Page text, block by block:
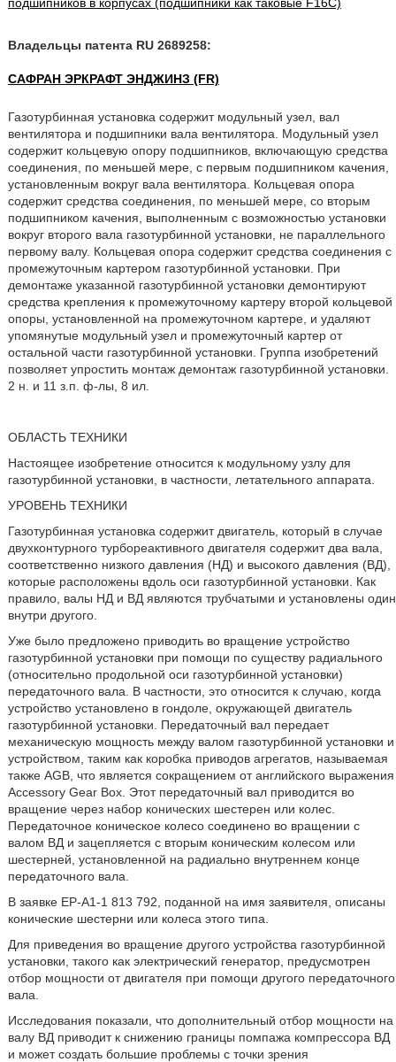
Владельцы патента RU 2689258:
САФРАН ЭРКРАФТ ЭНДЖИНЗ (FR)
Газотурбинная установка содержит модульный узел, вал
вентилятора и подшипники вала вентилятора. Модульный узел
содержит кольцевую опору подшипников, включающую средства
соединения, по меньшей мере, с первым подшипником качения,
установленным вокруг вала вентилятора. Кольцевая опора
содержит средства соединения, по меньшей мере, со вторым
подшипником качения, выполненным с возможностью установки
вокруг второго вала газотурбинной установки, не параллельного
первому валу. Кольцевая опора содержит средства соединения с
промежуточным картером газотурбинной установки. При
демонтаже указанной газотурбинной установки демонтируют
средства крепления к промежуточному картеру второй кольцевой
опоры, установленной на промежуточном картере, и удаляют
упомянутые модульный узел и промежуточный картер от
остальной части газотурбинной установки. Группа изобретений
позволяет упростить монтаж демонтаж газотурбинной установки.
2 н. и 11 з.п. ф-лы, 8 ил.
ОБЛАСТЬ ТЕХНИКИ
Настоящее изобретение относится к модульному узлу для
газотурбинной установки, в частности, летательного аппарата.
УРОВЕНЬ ТЕХНИКИ
Газотурбинная установка содержит двигатель, который в случае
двухконтурного турбореактивного двигателя содержит два вала,
соответственно низкого давления (НД) и высокого давления (ВД),
которые расположены вдоль оси газотурбинной установки. Как
правило, валы НД и ВД являются трубчатыми и установлены один
внутри другого.
Уже было предложено приводить во вращение устройство
газотурбинной установки при помощи по существу радиального
(относительно продольной оси газотурбинной установки)
передаточного вала. В частности, это относится к случаю, когда
устройство установлено в гондоле, окружающей двигатель
газотурбинной установки. Передаточный вал передает
механическую мощность между валом газотурбинной установки и
устройством, таким как коробка приводов агрегатов, называемая
также AGB, что является сокращением от английского выражения
Accessory Gear Box. Этот передаточный вал приводится во
вращение через набор конических шестерен или колес.
Передаточное коническое колесо соединено во вращении с
валом ВД и зацепляется с вторым коническим колесом или
шестерней, установленной на радиально внутреннем конце
передаточного вала.
В заявке ЕР-А1-1 813 792, поданной на имя заявителя, описаны
конические шестерни или колеса этого типа.
Для приведения во вращение другого устройства газотурбинной
установки, такого как электрический генератор, предусмотрен
отбор мощности от двигателя при помощи другого передаточного
вала.
Исследования показали, что дополнительный отбор мощности на
валу ВД приводит к снижению границы помпажа компрессора ВД
и может создать большие проблемы с точки зрения